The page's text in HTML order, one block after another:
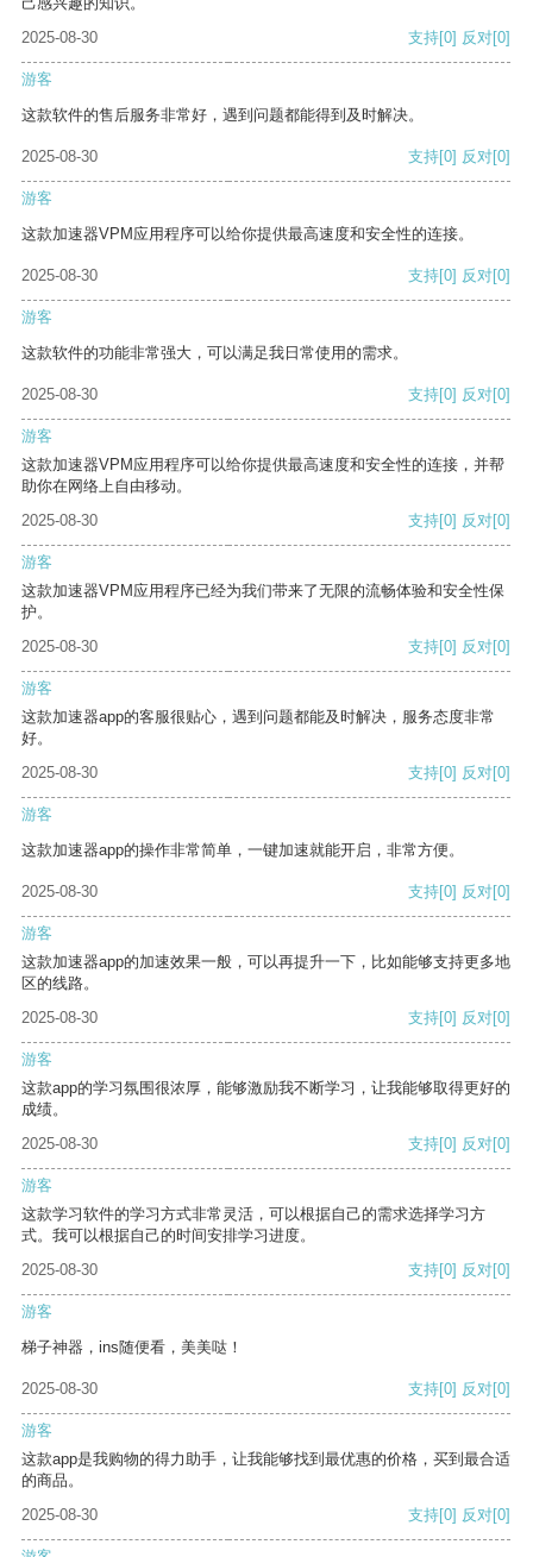
2025-08-30
支持[0] 反对[0]
游客
这款软件的售后服务非常好，遇到问题都能得到及时解决。
2025-08-30 支持[0] 反对[0]
游客
这款加速器VPM应用程序可以给你提供最高速度和安全性的连接。
2025-08-30 支持[0] 反对[0]
游客
这款软件的功能非常强大，可以满足我日常使用的需求。
2025-08-30 支持[0] 反对[0]
游客
这款加速器VPM应用程序可以给你提供最高速度和安全性的连接，并帮
助你在网络上自由移动。
2025-08-30
支持[0] 反对[0]
游客
这款加速器VPM应用程序已经为我们带来了无限的流畅体验和安全性保
护。
2025-08-30
支持[0] 反对[0]
游客
这款加速器app的客服很贴心，遇到问题都能及时解决，服务态度非常
好。
2025-08-30
支持[0] 反对[0]
游客
这款加速器app的操作非常简单，一键加速就能开启，非常方便。
2025-08-30 支持[0] 反对[0]
游客
这款加速器app的加速效果一般，可以再提升一下，比如能够支持更多地
区的线路。
2025-08-30
支持[0] 反对[0]
游客
这款app的学习氛围很浓厚，能够激励我不断学习，让我能够取得更好的
成绩。
2025-08-30
支持[0] 反对[0]
游客
这款学习软件的学习方式非常灵活，可以根据自己的需求选择学习方
式。我可以根据自己的时间安排学习进度。
2025-08-30
支持[0] 反对[0]
游客
梯子神器，ins随便看，美美哒！
2025-08-30 支持[0] 反对[0]
游客
这款app是我购物的得力助手，让我能够找到最优惠的价格，买到最合适
的商品。
2025-08-30
支持[0] 反对[0]